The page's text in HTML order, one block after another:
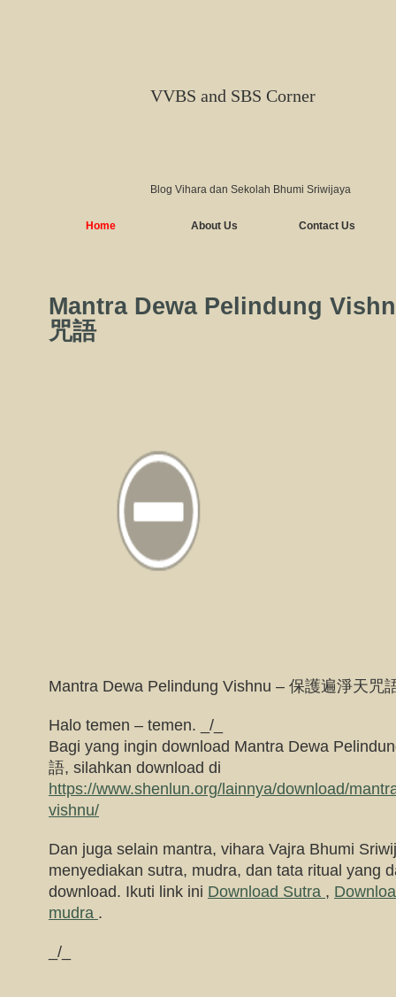
VVBS and SBS Corner
Blog Vihara dan Sekolah Bhumi Sriwijaya
Home About Us Contact Us
Mantra Dewa Pelindung
咒語
Mantra Dewa Pelindung Vishnu – 保護遍淨天咒
Halo temen – temen. _/_
Bagi yang ingin download Mantra Dewa
語, silahkan download di
https://www.shenlun.org/lainnya/download/
vishnu/
Dan juga selain mantra, vihara Vajra Bhumi
menyediakan sutra, mudra, dan tata ritual yang
download. Ikuti link ini Download Sutra ,
mudra .
_/_